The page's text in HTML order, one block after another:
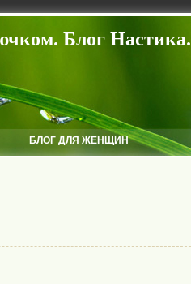
Блог Настика.
БЛОГ ДЛЯ ЖЕНЩИН